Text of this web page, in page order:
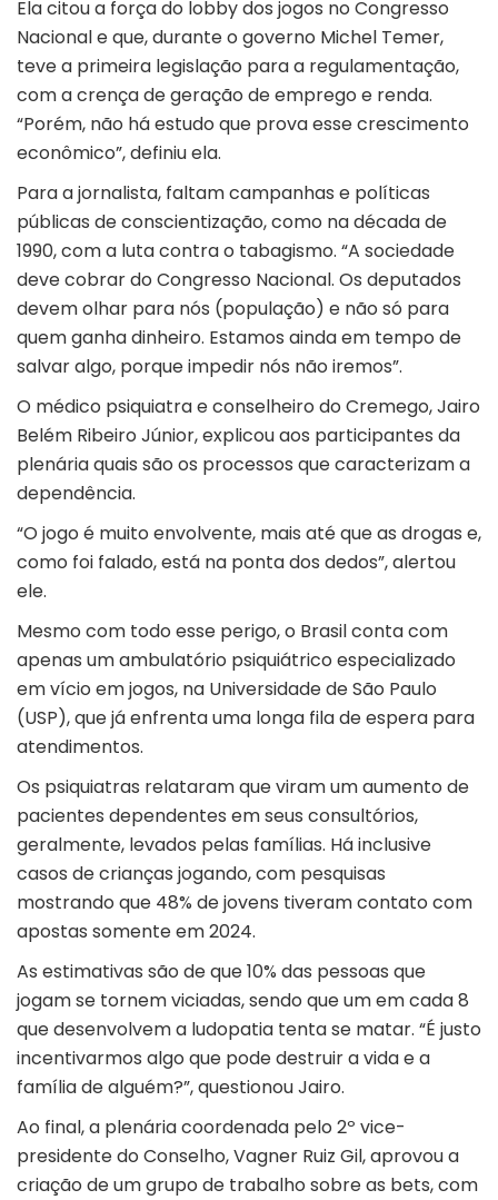
Ela citou a força do lobby dos jogos no Congresso
Nacional e que, durante o governo Michel Temer,
teve a primeira legislação para a regulamentação,
com a crença de geração de emprego e renda.
“Porém, não há estudo que prova esse crescimento
econômico”, definiu ela.
Para a jornalista, faltam campanhas e políticas
públicas de conscientização, como na década de
1990, com a luta contra o tabagismo. “A sociedade
deve cobrar do Congresso Nacional. Os deputados
devem olhar para nós (população) e não só para
quem ganha dinheiro. Estamos ainda em tempo de
salvar algo, porque impedir nós não iremos”.
O médico psiquiatra e conselheiro do Cremego, Jairo
Belém Ribeiro Júnior, explicou aos participantes da
plenária quais são os processos que caracterizam a
dependência.
“O jogo é muito envolvente, mais até que as drogas e,
como foi falado, está na ponta dos dedos”, alertou
ele.
Mesmo com todo esse perigo, o Brasil conta com
apenas um ambulatório psiquiátrico especializado
em vício em jogos, na Universidade de São Paulo
(USP), que já enfrenta uma longa fila de espera para
atendimentos.
Os psiquiatras relataram que viram um aumento de
pacientes dependentes em seus consultórios,
geralmente, levados pelas famílias. Há inclusive
casos de crianças jogando, com pesquisas
mostrando que 48% de jovens tiveram contato com
apostas somente em 2024.
As estimativas são de que 10% das pessoas que
jogam se tornem viciadas, sendo que um em cada 8
que desenvolvem a ludopatia tenta se matar. “É justo
incentivarmos algo que pode destruir a vida e a
família de alguém?”, questionou Jairo.
Ao final, a plenária coordenada pelo 2º vice-
presidente do Conselho, Vagner Ruiz Gil, aprovou a
criação de um grupo de trabalho sobre as bets, com